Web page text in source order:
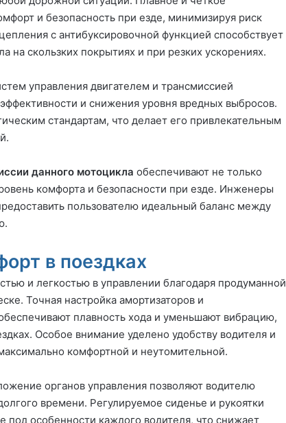
и безопасность при езде, минимизируя риск
с антибуксировочной функцией способствует
скользких покрытиях и при резких ускорениях.
управления двигателем и трансмиссией
и снижения уровня вредных выбросов.
стандартам, что делает его привлекательным
данного мотоцикла обеспечивают не только
комфорта и безопасности при езде. Инженеры
пользователю идеальный баланс между
в поездках
и легкостью в управлении благодаря продуманной
Точная настройка амортизаторов и
плавность хода и уменьшают вибрацию,
Особое внимание уделено удобству водителя и
комфортной и неутомительной.
органов управления позволяют водителю
времени. Регулируемое сиденье и рукоятки
под особенности каждого водителя, что снижает